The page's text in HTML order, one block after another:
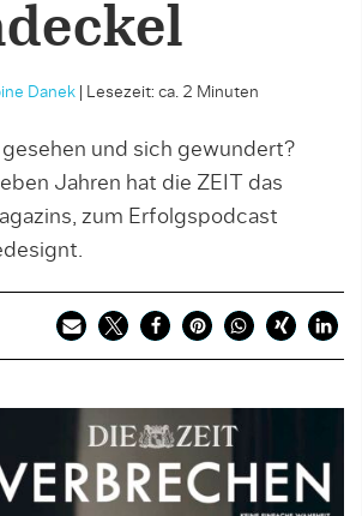
Danek Lesezeit: ca. 2 Minuten
und sich gewundert?
Jahren hat die ZEIT das
zum Erfolgspodcast